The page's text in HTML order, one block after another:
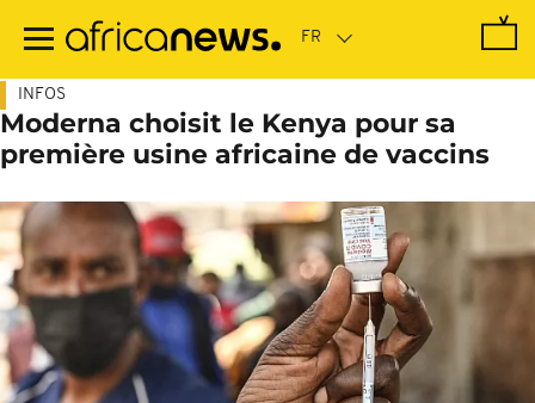
contenu
INFOS
Moderna choisit le Kenya pour sa
première usine africaine de vaccins